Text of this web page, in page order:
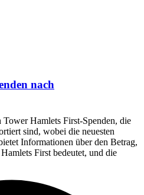
nach
Hamlets First-Spenden, die
sind, wobei die neuesten
Informationen über den Betrag,
First bedeutet, und die